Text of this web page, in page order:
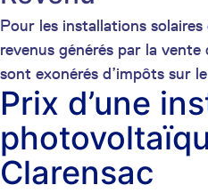
Pour les installations
revenus générés par la
sont exonérés d’impôts sur
Prix d’une
Clarensac